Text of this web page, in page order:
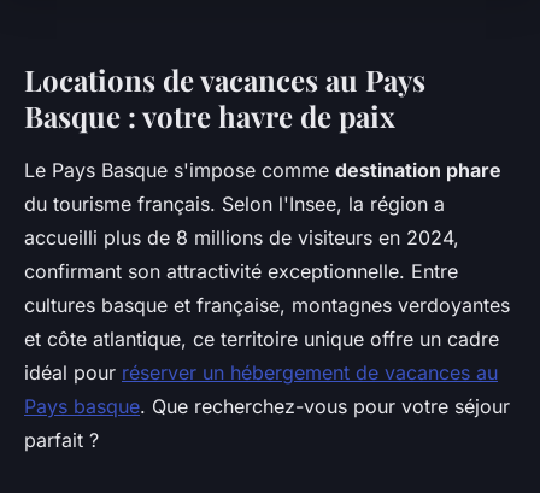
Locations de vacances au Pays
Basque : votre havre de paix
Le Pays Basque s'impose comme destination phare
du tourisme français. Selon l'Insee, la région a
accueilli plus de 8 millions de visiteurs en 2024,
confirmant son attractivité exceptionnelle. Entre
cultures basque et française, montagnes verdoyantes
et côte atlantique, ce territoire unique offre un cadre
idéal pour réserver un hébergement de vacances au
Pays basque. Que recherchez-vous pour votre séjour
parfait ?